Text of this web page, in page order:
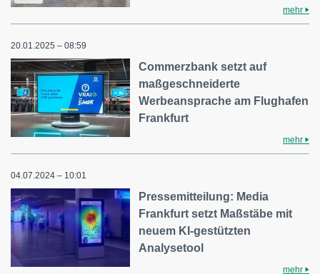
mehr
20.01.2025 – 08:59
Commerzbank setzt auf
maßgeschneiderte
Werbeansprache am Flughafen
Frankfurt
mehr
04.07.2024 – 10:01
Pressemitteilung: Media
Frankfurt setzt Maßstäbe mit
neuem KI-gestützten
Analysetool
mehr